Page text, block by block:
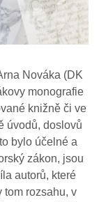
Nováka (DK
monografie
knižně či ve
úvodů, doslovů
bylo účelné a
zákon, jsou
autorů, které
tom rozsahu, v